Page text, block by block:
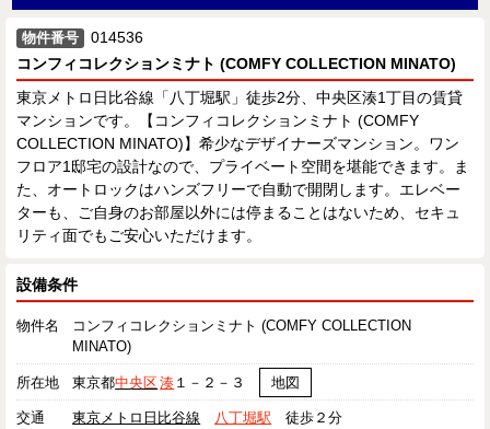
物件番号
014536
コンフィコレクションミナト (COMFY COLLECTION MINATO)
東京メトロ日比谷線「八丁堀駅」徒歩2分、中央区湊1丁目の賃貸
マンションです。【コンフィコレクションミナト (COMFY
COLLECTION MINATO)】希少なデザイナーズマンション。ワン
フロア1邸宅の設計なので、プライベート空間を堪能できます。ま
た、オートロックはハンズフリーで自動で開閉します。エレベー
ターも、ご自身のお部屋以外には停まることはないため、セキュ
リティ面でもご安心いただけます。
設備条件
物件名
コンフィコレクションミナト (COMFY COLLECTION
MINATO)
所在地 東京都中央区湊 １－２－３ 地図
交通 東京メトロ日比谷線 八丁堀駅 徒歩２分